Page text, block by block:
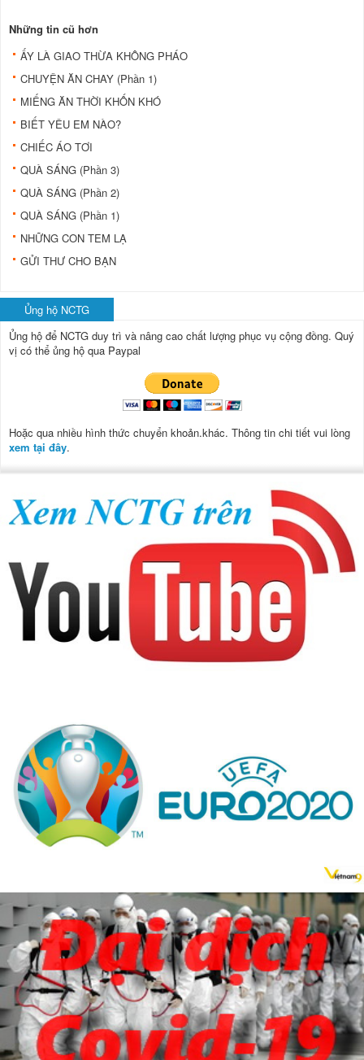
Những tin cũ hơn
ẤY LÀ GIAO THỪA KHÔNG PHÁO
CHUYỆN ĂN CHAY (Phần 1)
MIẾNG ĂN THỜI KHỐN KHÓ
BIẾT YÊU EM NÀO?
CHIẾC ÁO TƠI
QUÀ SÁNG (Phần 3)
QUÀ SÁNG (Phần 2)
QUÀ SÁNG (Phần 1)
NHỮNG CON TEM LẠ
GỬI THƯ CHO BẠN
Ủng hộ NCTG
Ủng hộ để NCTG duy trì và nâng cao chất lượng phục vụ cộng đồng. Quý
vị có thể ủng hộ qua Paypal
Hoặc qua nhiều hình thức chuyển khoản.khác. Thông tin chi tiết vui lòng
xem tại đây.